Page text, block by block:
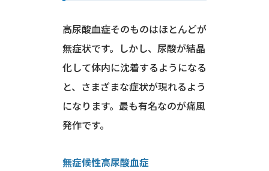
高尿酸血症そのものはほとんどが
無症状です。しかし、尿酸が結晶
化して体内に沈着するようになる
と、さまざまな症状が現れるよう
になります。最も有名なのが痛風
発作です。
無症候性高尿酸血症